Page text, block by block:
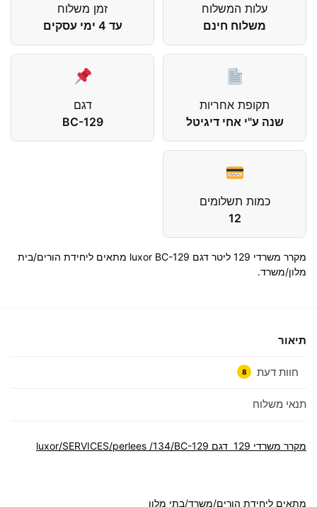
עלות המשלוח
משלוח חינם
זמן משלוח
עד 4 ימי עסקים
תקופת אחריות
שנה ע"י אחי דיגיטל
דגם
BC-129
כמות תשלומים
12
מקרר משרדי 129 ליטר דגם luxor BC-129 מתאים ליחידת הורים/בית
מלון/משרד.
תיאור
חוות דעת 8
תנאי משלוח
מקרר משרדי 129 דגם luxor /SERVICES/perlees /134/BC-129
מתאים ליחידת הורים/משרד/בתי מלון